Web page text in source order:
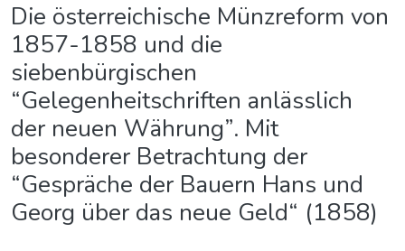
Die österreichische Münzreform von
1857-1858 und die
siebenbürgischen
“Gelegenheitschriften anlässlich
der neuen Währung”. Mit
besonderer Betrachtung der
“Gespräche der Bauern Hans und
Georg über das neue Geld“ (1858)